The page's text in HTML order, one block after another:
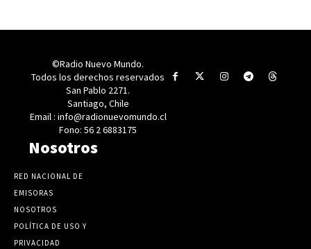
©Radio Nuevo Mundo.
Todos los derechos reservados
San Pablo 2271.
Santiago, Chile
Email : info@radionuevomundo.cl
Fono: 56 2 6883175
Nosotros
RED NACIONAL DE
EMISORAS
NOSOTROS
POLÍTICA DE USO Y
PRIVACIDAD